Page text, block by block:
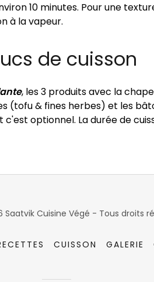
10 minutes. Pour une
à la vapeur.
de cuisson
, les 3 produits avec la
(tofu & fines herbes) et les
optionnel. La durée de
Cuisine Végé - Tous droits
CUISSON GALERIE